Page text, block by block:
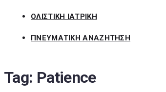
ΟΛΙΣΤΙΚΗ ΙΑΤΡΙΚΗ
ΠΝΕΥΜΑΤΙΚΗ ΑΝΑΖΗΤΗΣΗ
Tag: Patience